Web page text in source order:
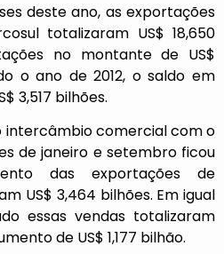
deste ano, as exportações
totalizaram US$ 18,650
no montante de US$
o ano de 2012, o saldo em
3,517 bilhões.
intercâmbio comercial com o
de janeiro e setembro ficou
das exportações de
US$ 3,464 bilhões. Em igual
essas vendas totalizaram
de US$ 1,177 bilhão.